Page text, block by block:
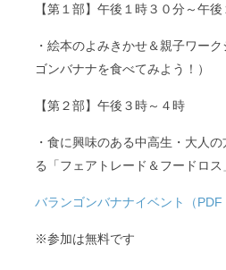
【第１部】午後１時３０分～午
・絵本のよみきかせ＆親子ワー
ゴンバナナを食べてみよう！）
【第２部】午後３時～４時
・食に興味のある中高生・大人
る「フェアトレード＆フードロス
バランゴンバナナイベント（PDF
※参加は無料です